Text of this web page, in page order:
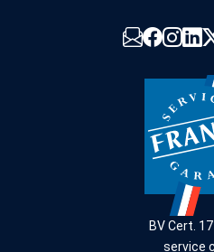
BV Cert.
service